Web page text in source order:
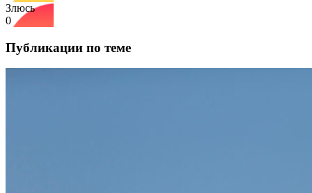
Злюсь
0
Публикации по теме